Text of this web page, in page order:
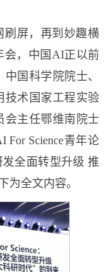
刷屏，再到妙趣横
会，中国AI正以前
国科学院院士、
技术国家工程实验
会主任鄂维南院士
Science青年论
发全面转型升级 推
为全文内容。